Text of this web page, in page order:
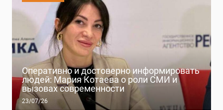
Оперативно и достоверно информировать
людей: Мария Котаева о роли СМИ и
вызовах современности
23/07/26